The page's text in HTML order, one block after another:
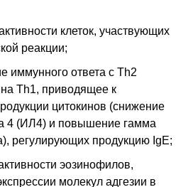
клеток, участвующих
реакции;
иммунного ответа с Th2
Th1, приводящее к
цитокинов (снижение
4 (ИЛ4) и повышение гамма
регулирующих продукцию IgE;
эозинофилов,
молекул адгезии в